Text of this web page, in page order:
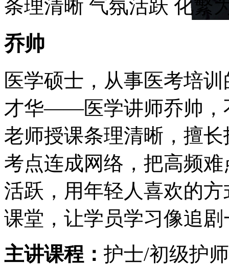
条理清晰 气氛活跃 化繁
乔帅
医学硕士，从事医考培
才华——医学讲师乔帅，
老师授课条理清晰，擅
考点连成网络，把高频
活跃，用年轻人喜欢的
课堂，让学员学习像追
主讲课程： 护士/初级护师